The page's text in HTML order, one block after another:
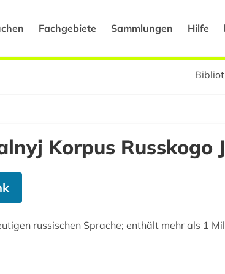
Fachgebiete Sammlungen Hilfe
Korpus Russkogo
russischen Sprache; enthält mehr als 1